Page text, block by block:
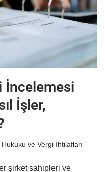
İncelemesi
İşler,
ve Vergi İhtilafları
şirket sahipleri ve